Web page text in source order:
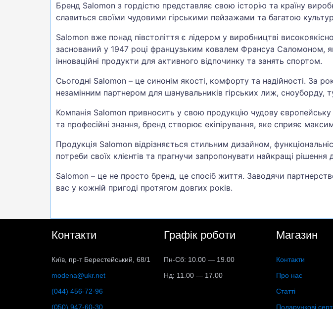
Бренд Salomon з гордістю представляє свою історію та країну
славиться своїми чудовими гірськими пейзажами та багатою
Salomon вже понад півстоліття є лідером у виробництві
заснований у 1947 році французьким ковалем Франсуа
інноваційні продукти для активного відпочинку та занять спортом.
Сьогодні Salomon – це синонім якості, комфорту та надійності. За
незамінним партнером для шанувальників гірських лиж, сноуборду,
Компанія Salomon привносить у свою продукцію чудову європейську
та професійні знання, бренд створює екіпірування, яке сприяє
Продукція Salomon відрізняється стильним дизайном,
потреби своїх клієнтів та прагнучи запропонувати найкращі рішення
Salomon – це не просто бренд, це спосіб життя. Заводячи
вас у кожній пригоді протягом довгих років.
Контакти
Київ, пр-т Берестейський, 68/1
modena@ukr.net
(044) 456-72-96
(050) 947-60-30
Графік роботи
Пн-Сб: 10.00 — 19.00
Нд: 11.00 — 17.00
Магазин
Контакти
Про нас
Статті
Подарункові